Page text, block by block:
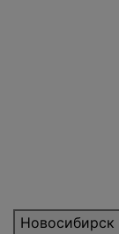
Новосибирск